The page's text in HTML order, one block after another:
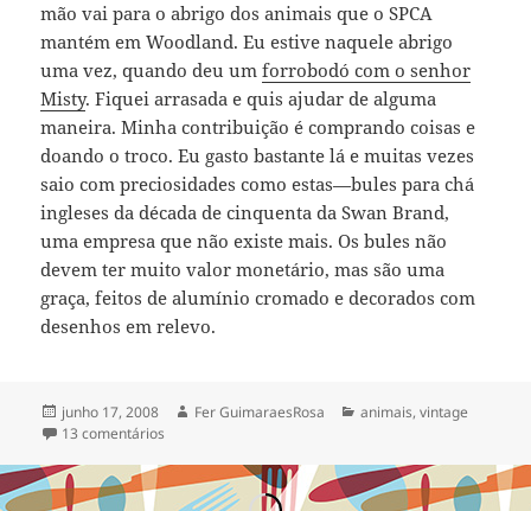
mão vai para o abrigo dos animais que o SPCA
mantém em Woodland. Eu estive naquele abrigo
uma vez, quando deu umforrobodó com o senhor
Misty. Fiquei arrasada e quis ajudar de alguma
maneira. Minha contribuição é comprando coisas e
doando o troco. Eu gasto bastante lá e muitas vezes
saio com preciosidades como estas—bules para chá
ingleses da década de cinquenta da Swan Brand,
uma empresa que não existe mais. Os bules não
devem ter muito valor monetário, mas são uma
graça, feitos de alumínio cromado e decorados com
desenhos em relevo.
Publicado
em
junho 17, 2008 Autor
Fer GuimaraesRosa Categorias
animais,vintage
13 comentários